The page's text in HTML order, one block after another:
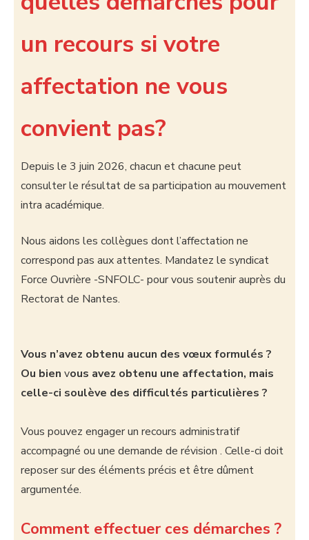
un recours si votre
affectation ne vous
convient pas?
Depuis le 3 juin 2026, chacun et chacune peut
consulter le résultat de sa participation au mouvement
intra académique.
Nous aidons les collègues dont l’affectation ne
correspond pas aux attentes. Mandatez le syndicat
Force Ouvrière -SNFOLC- pour vous soutenir auprès du
Rectorat de Nantes.
Vous n’avez obtenu aucun des vœux formulés ?
Ou bien vous avez obtenu une affectation, mais
celle-ci soulève des difficultés particulières ?
Vous pouvez engager un recours administratif
accompagné ou une demande de révision . Celle-ci doit
reposer sur des éléments précis et être dûment
argumentée.
Comment effectuer ces démarches ?